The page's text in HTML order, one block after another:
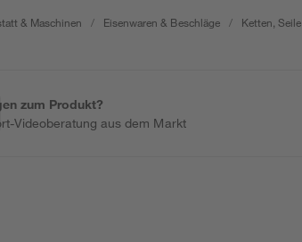
& Maschinen / Eisenwaren & Beschläge / Ketten,
zum Produkt?
Videoberatung aus dem Markt